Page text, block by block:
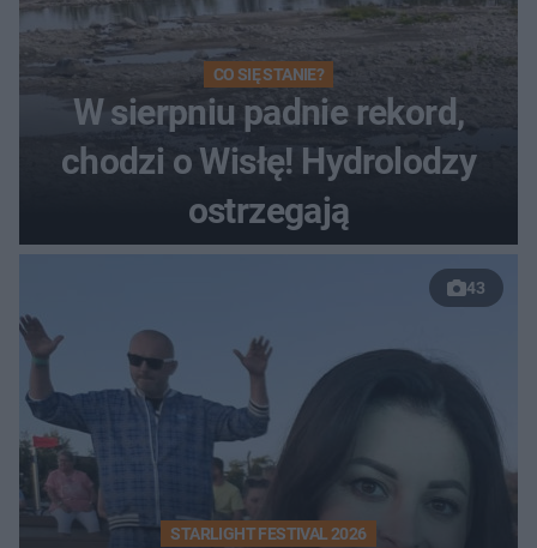
CO SIĘ STANIE?
W sierpniu padnie rekord,
chodzi o Wisłę! Hydrolodzy
ostrzegają
43
STARLIGHT FESTIVAL 2026